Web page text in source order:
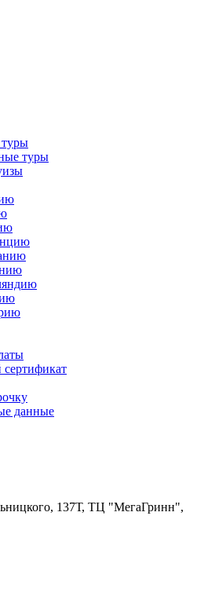
туры
данные
137Т, ТЦ "МегаГринн",